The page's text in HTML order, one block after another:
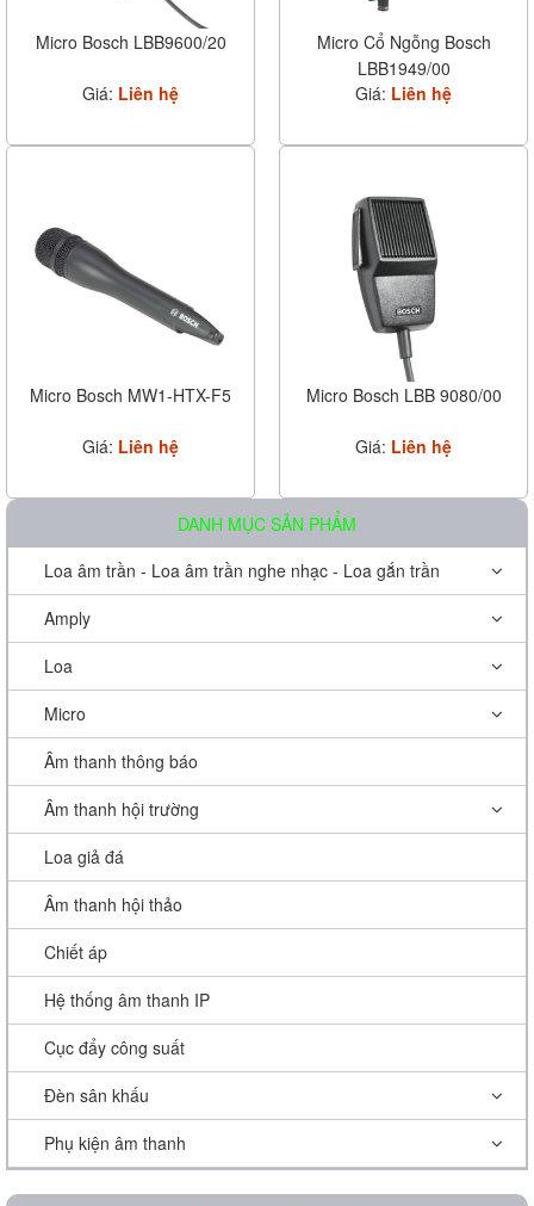
Micro Bosch LBB9600/20
Giá: Liên hệ
Micro Cổ Ngỗng Bosch
LBB1949/00
Giá: Liên hệ
Micro Bosch MW1-HTX-F5
Giá: Liên hệ
Micro Bosch LBB 9080/00
Giá: Liên hệ
DANH MỤC SẢN PHẨM
Loa âm trần - Loa âm trần nghe nhạc - Loa gắn trần
Amply
Loa
Micro
Âm thanh thông báo
Âm thanh hội trường
Loa giả đá
Âm thanh hội thảo
Chiết áp
Hệ thống âm thanh IP
Cục đẩy công suất
Đèn sân khấu
Phụ kiện âm thanh